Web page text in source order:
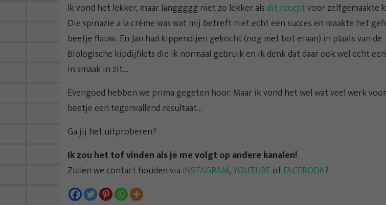
Ik vond het lekker, maar langgggg niet zo lekker als dit receptvoor zelfgemaakte
Die spinazie a la crème was wat mij betreft niet echt een succes en maakte het
beetje flauw.. En Jan had kippendijen gekocht (nog met bot eraan) in plaats van de
Biologische kipdijfilets die ik normaal gebruik en ik denk dat daar ook wel echt
in smaak in zit…
Evengoed hebben we prima gegeten hoor. Maar ik vond het wel wat veel werk
beetje een tegenvallend resultaat…
Ga jij het uitproberen?
Ik zou het tof vinden als je me volgt op andere kanalen!
Zullen we contact houden via INSTAGRAM,YOUTUBEofFACEBOOK?